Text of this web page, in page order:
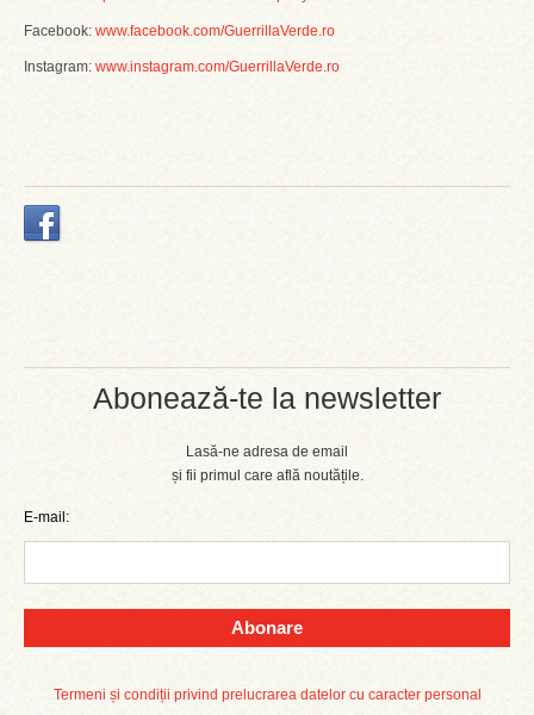
Abonează-te la newsletter
Lasă-ne adresa de email
și fii primul care află noutățile.
E-mail:
Abonare
Termeni și condiții privind prelucrarea datelor cu caracter personal
Facebook: www.facebook.com/GuerrillaVerde.ro
Instagram: www.instagram.com/GuerrillaVerde.ro